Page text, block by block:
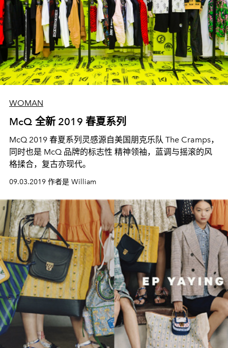
WOMAN
McQ 全新 2019 春夏系列
McQ 2019 春夏系列灵感源自美国朋克乐队 The Cramps，
同时也是 McQ 品牌的标志性 精神领袖，蓝调与摇滚的风
格揉合，复古亦现代。
09.03.2019 作者是 William